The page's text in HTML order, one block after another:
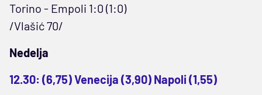
Torino - Empoli 1:0 (1:0)
/Vlašić 70/
Nedelja
12.30: (6,75) Venecija (3,90) Napoli (1,55)